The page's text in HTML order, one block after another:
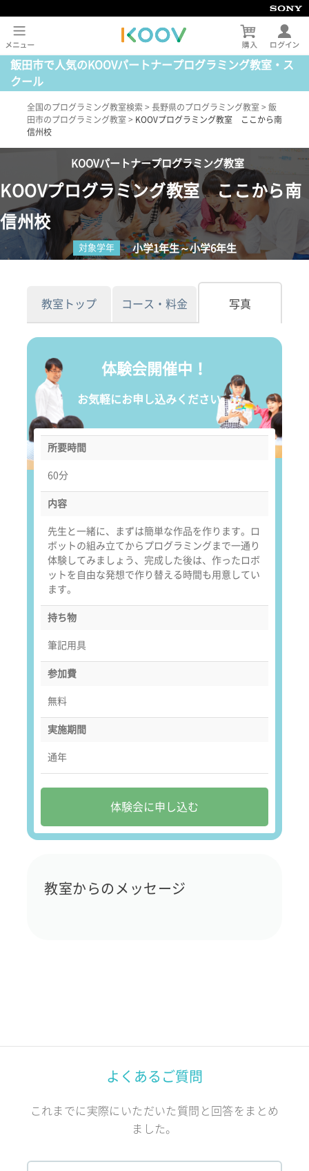
飯田市で人気のKOOVパートナープログラミング教室・ス
クール
全国のプログラミング教室検索 > 長野県のプログラミング教室 > 飯
田市のプログラミング教室 > KOOVプログラミング教室 ここから南
信州校
KOOVパートナープログラミング教室
KOOVプログラミング教室 ここから南
信州校
対象学年 小学1年生～小学6年生
教室トップ コース・料金 写真
体験会開催中！
お気軽にお申し込みください。
所要時間
60分
内容
先生と一緒に、まずは簡単な作品を作ります。ロ
ボットの組み立てからプログラミングまで一通り
体験してみましょう、完成した後は、作ったロボ
ットを自由な発想で作り替える時間も用意してい
ます。
持ち物
筆記用具
参加費
無料
実施期間
通年
体験会に申し込む
教室からのメッセージ
よくあるご質問
これまでに実際にいただいた質問と回答をまとめ
ました。